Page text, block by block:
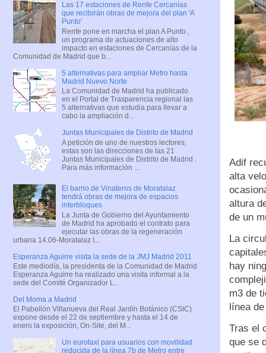
Adif
alta
altura
de un
La
hay
m3 de
línea
Tras el
que se
Las 17 estaciones de Renfe Cercanías
que recibirán obras de mejora del plan 'A
Punto'
Renfe pone en marcha el plan A Punto ,
un programa de actuaciones de alto
impacto en estaciones de Cercanías de la
Comunidad de Madrid que b...
5 alternativas para ampliar Metro hasta
Madrid Nuevo Norte
La Comunidad de Madrid ha publicado
en el Portal de Trasparencia regional las
5 alternativas que estudia para llevar a
cabo la ampliación d...
Juntas Municipales de Distrito de Madrid
A petición de uno de nuestros lectores,
estas son las direcciones de las 21
Juntas Municipales de Distrito de Madrid .
Para más información ...
El barrio de Vinateros de Moratalaz
tendrá obras de mejora de espacios
interbloques
La Junta de Gobierno del Ayuntamiento
de Madrid ha aprobado el contrato para
ejecutar las obras de la regeneración
urbana 14.06-Moratalaz I...
Esperanza Aguirre visita la sede de la JMJ Madrid 2011
Este mediodía, la presidenta de la Comunidad de Madrid
Esperanza Aguirre ha realizado una visita informal a la
sede del Comité Organizador L...
Del Moma a Madrid
El Pabellón Villanueva del Real Jardín Botánico (CSIC)
expone desde el 22 de septiembre y hasta el 14 de
enero la exposición, On-Site, del M...
Un eurotaxi para usuarios con movilidad
reducida de la línea 7b de Metro entre